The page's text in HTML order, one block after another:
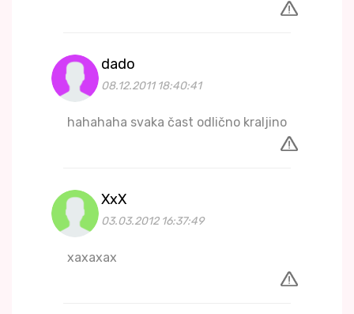
dado
08.12.2011 18:40:41
hahahaha svaka čast odlično kraljino
XxX
03.03.2012 16:37:49
xaxaxax